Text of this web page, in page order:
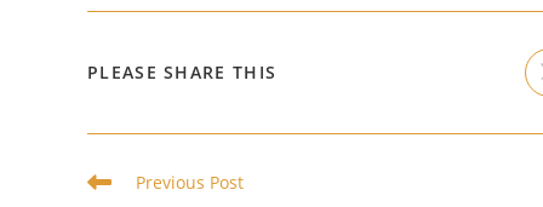
PLEASE SHARE THIS
Read
Previous Post